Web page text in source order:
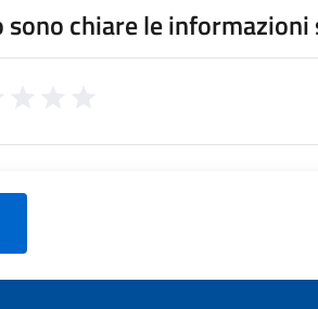
sono chiare le informazioni